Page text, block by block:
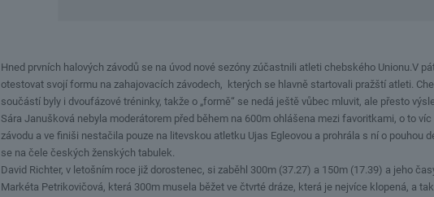
Hned prvních halových závodů se na úvod nové sezóny zúčastnili atleti chebského Unionu.V
otestovat svojí formu na zahajovacích závodech, kterých se hlavně startovali pražští atleti.
součástí byly i dvoufázové tréninky, takže o „formě“ se nedá ještě vůbec mluvit, ale přesto
Sára Janušková nebyla moderátorem před během na 600m ohlášena mezi favoritkami, o to
závodu a ve finiši nestačila pouze na litevskou atletku Ujas Egleovou a prohrála s ní o pouhou
se na čele českých ženských tabulek.
David Richter, v letošním roce již dorostenec, si zaběhl 300m (37.27) a 150m (17.39) a jeho
Markéta Petrikovičová, která 300m musela běžet ve čtvrté dráze, která je nejvíce klopená, a